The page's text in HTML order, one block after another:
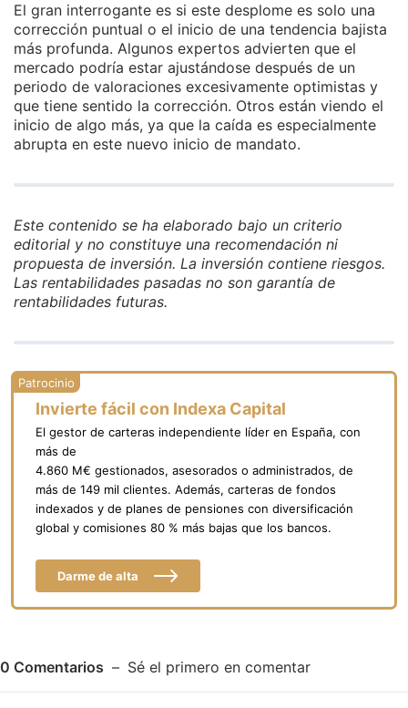
El gran interrogante es si este desplome es solo una
corrección puntual o el inicio de una tendencia bajista
más profunda. Algunos expertos advierten que el
mercado podría estar ajustándose después de un
periodo de valoraciones excesivamente optimistas y
que tiene sentido la corrección. Otros están viendo el
inicio de algo más, ya que la caída es especialmente
abrupta en este nuevo inicio de mandato.
Este contenido se ha elaborado bajo un criterio
editorial y no constituye una recomendación ni
propuesta de inversión. La inversión contiene riesgos.
Las rentabilidades pasadas no son garantía de
rentabilidades futuras.
Invierte fácil con Indexa Capital
El gestor de carteras independiente líder en España, con
más de
4.860 M€ gestionados, asesorados o administrados, de
más de 149 mil clientes. Además, carteras de fondos
indexados y de planes de pensiones con diversificación
global y comisiones 80 % más bajas que los bancos.
Darme de alta
0 Comentarios Sé el primero en comentar